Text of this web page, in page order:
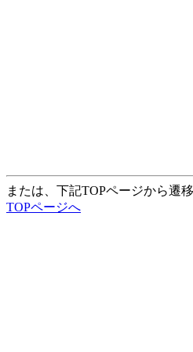
または、下記TOPページから遷
TOPページへ